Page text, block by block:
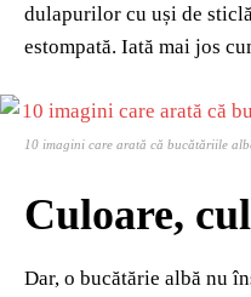
dulapurilor cu uși de
estompată. Iată mai jos
10 imagini care arată că bucătăriile
Culoare,
Dar, o bucătărie albă nu